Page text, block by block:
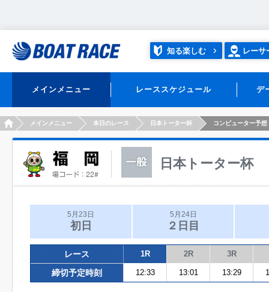
知る楽しむ レーサ
メインメニュー レーススケジュール デ
HOMEメインメニュー 本日のレース 日本トーター杯 コンピューター予想
日本トーター杯
5月23日
初日
5月24日
２日目
レース 1R 2R 3R
締切予定時刻 12:33 13:01 13:29